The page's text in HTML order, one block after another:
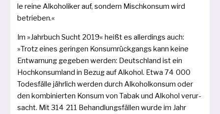
le rei­ne Alkoholiker auf, son­dern Mischkonsum wird
betrieben.«
Im »Jahrbuch Sucht 2019« heißt es aller­dings auch:
»Trotz eines gerin­gen Konsumrückgangs kann kei­ne
Entwarnung gege­ben wer­den: Deutschland ist ein
Hochkonsumland in Bezug auf Alkohol. Etwa 74 000
Todesfälle jähr­lich wer­den durch Alkoholkonsum oder
den kom­bi­nier­ten Konsum von Tabak und Alkohol ver­ur­
sacht. Mit 314 211 Behandlungsfällen wur­de im Jahr